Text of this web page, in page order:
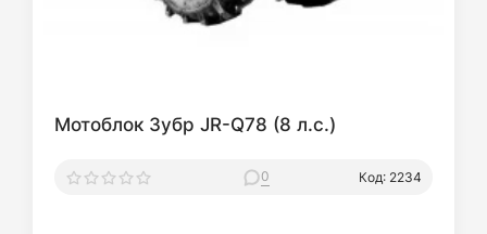
Мотоблок Зубр JR-Q78 (8 л.с.)
0 Код: 2234